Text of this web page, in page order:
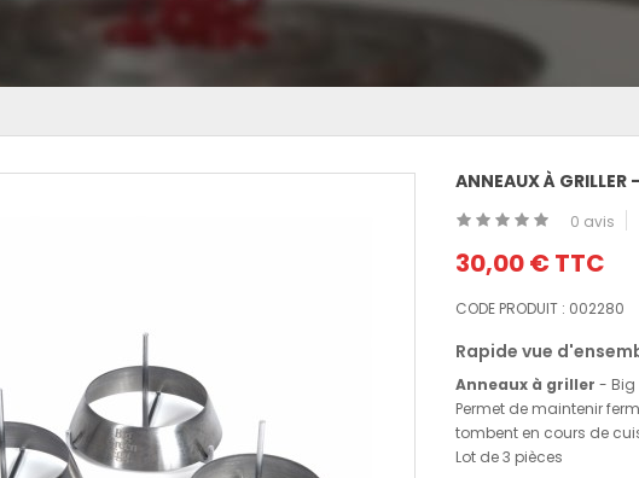
ANNEAUX À GRILLER
0 avis
30,00 € TTC
CODE PRODUIT : 002280
Rapide vue
Anneaux à griller - Big
Permet de maintenir
tombent en cours de
Lot de 3 pièces